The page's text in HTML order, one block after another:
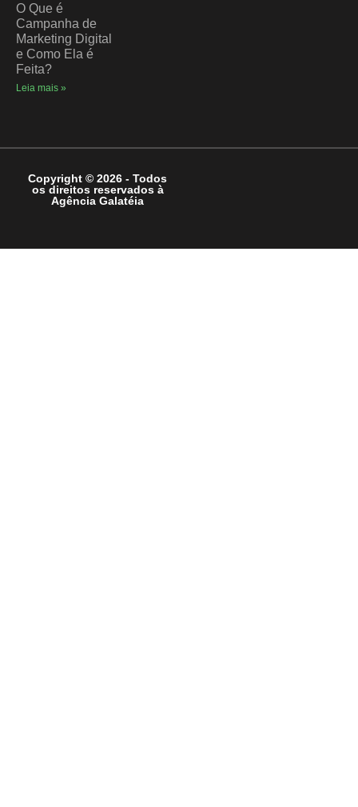
O Que é
Campanha de
Marketing Digital
e Como Ela é
Feita?
Leia mais »
Copyright © 2026 - Todos
os direitos reservados à
Agência Galatéia